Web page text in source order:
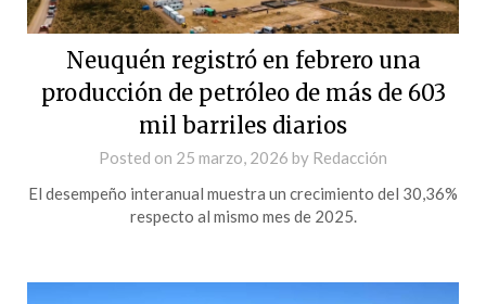
Neuquén registró en febrero una
producción de petróleo de más de 603
mil barriles diarios
Posted on 25 marzo, 2026 by Redacción
El desempeño interanual muestra un crecimiento del 30,36%
respecto al mismo mes de 2025.